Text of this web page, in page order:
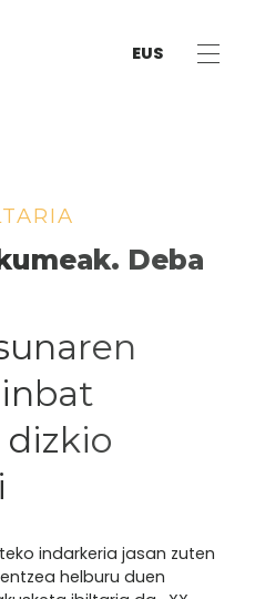
EUS
Deba
indarkeria jasan zuten
helburu duen